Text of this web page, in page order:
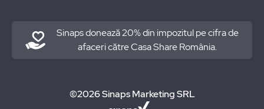
Sinaps donează 20% din impozitul pe cifra de
afaceri către Casa Share România.
©2026 Sinaps Marketing SRL